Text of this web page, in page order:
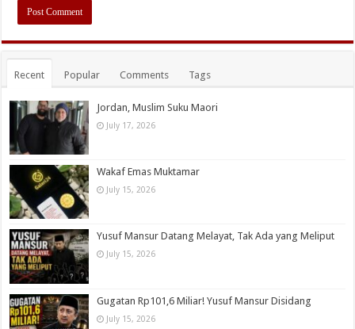
Recent Popular Comments Tags
Jordan, Muslim Suku Maori
July 17, 2026
Wakaf Emas Muktamar
July 15, 2026
Yusuf Mansur Datang Melayat, Tak Ada yang Meliput
July 15, 2026
Gugatan Rp101,6 Miliar! Yusuf Mansur Disidang
July 15, 2026